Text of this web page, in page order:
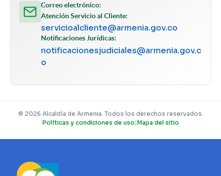
Correo electrónico:
Atención Servicio al Cliente:
servicioalcliente@armenia.gov.co
Notificaciones Jurídicas:
notificacionesjudiciales@armenia.gov.c
o
© 2026 Alcaldía de Armenia. Todos los derechos reservados.
Políticas y condiciones de uso |Mapa del sitio